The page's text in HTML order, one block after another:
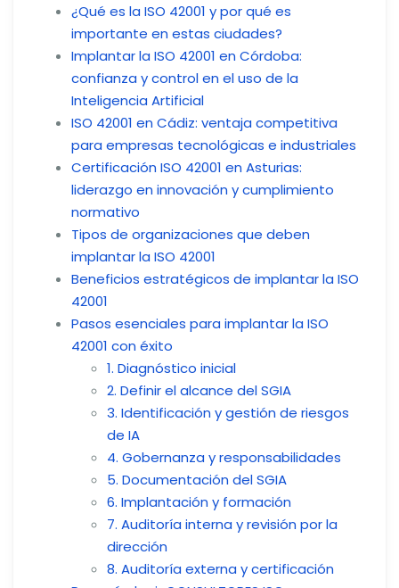
¿Qué es la ISO 42001 y por qué es
importante en estas ciudades?
Implantar la ISO 42001 en Córdoba:
confianza y control en el uso de la
Inteligencia Artificial
ISO 42001 en Cádiz: ventaja competitiva
para empresas tecnológicas e industriales
Certificación ISO 42001 en Asturias:
liderazgo en innovación y cumplimiento
normativo
Tipos de organizaciones que deben
implantar la ISO 42001
Beneficios estratégicos de implantar la ISO
42001
Pasos esenciales para implantar la ISO
42001 con éxito
1. Diagnóstico inicial
2. Definir el alcance del SGIA
3. Identificación y gestión de riesgos
de IA
4. Gobernanza y responsabilidades
5. Documentación del SGIA
6. Implantación y formación
7. Auditoría interna y revisión por la
dirección
8. Auditoría externa y certificación